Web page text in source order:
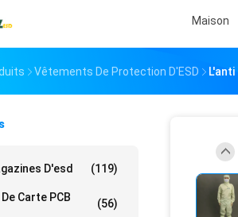
Maison
Vêtements De Protection D'ESD
D'esd (119)
Carte PCB
(56)